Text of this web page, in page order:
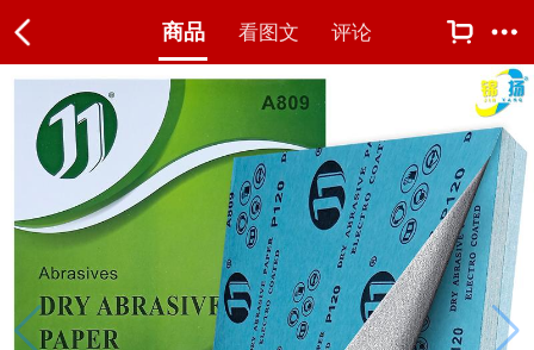
商品 看图文 评论